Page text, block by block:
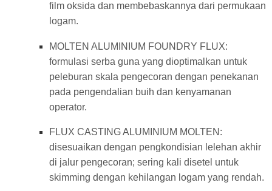
film oksida dan membebaskannya dari permukaan
logam.
MOLTEN ALUMINIUM FOUNDRY FLUX:
formulasi serba guna yang dioptimalkan untuk
peleburan skala pengecoran dengan penekanan
pada pengendalian buih dan kenyamanan
operator.
FLUX CASTING ALUMINIUM MOLTEN:
disesuaikan dengan pengkondisian lelehan akhir
di jalur pengecoran; sering kali disetel untuk
skimming dengan kehilangan logam yang rendah.